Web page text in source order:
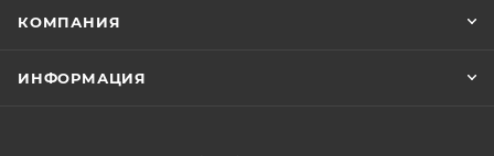
КОМПАНИЯ
ИНФОРМАЦИЯ